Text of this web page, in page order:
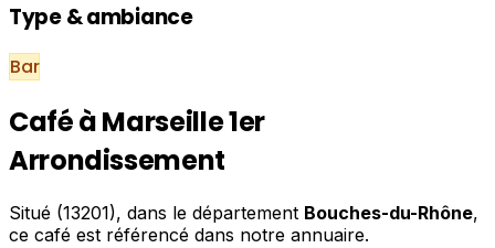
Type & ambiance
Bar
Café à Marseille 1er
Arrondissement
Situé (13201), dans le département Bouches-du-Rhône,
ce café est référencé dans notre annuaire.